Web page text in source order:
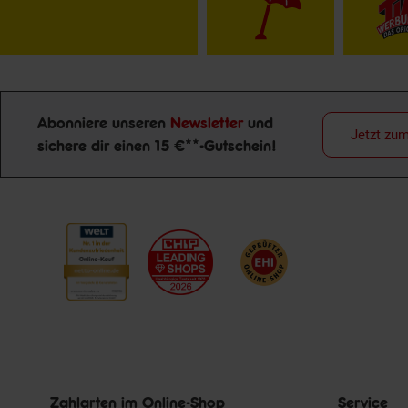
Newsletter Anmeldung
Abonniere unseren Newsletter und
sichere dir einen 15 €**-Gutschein!
Jetzt
Zahlarten im Online-Shop Service